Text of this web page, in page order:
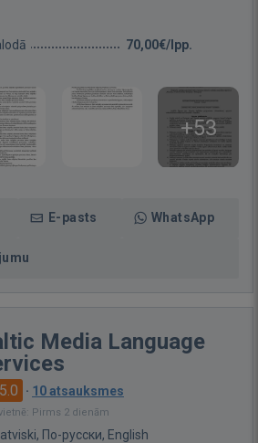
70,00€/lpp.
+53
E-pasts WhatsApp
Media Language
5.0 · 10 atsauksmes
Pirms 2 dienām
По-русски, English